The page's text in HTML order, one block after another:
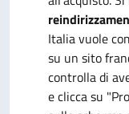
Italia vuole
su un sito
controlla di
e clicca su